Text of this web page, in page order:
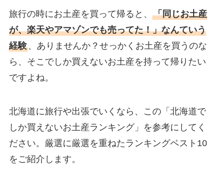
旅行の時にお土産を買って帰ると、 「同じお土産
が、楽天やアマゾンでも売ってた！」なんていう
経験、ありませんか？せっかくお土産を買うのな
ら、そこでしか買えないお土産を持って帰りたい
ですよね。
北海道に旅行や出張でいくなら、この「北海道で
しか買えないお土産ランキング」を参考にしてく
ださい。厳選に厳選を重ねたランキングベスト10
をご紹介します。